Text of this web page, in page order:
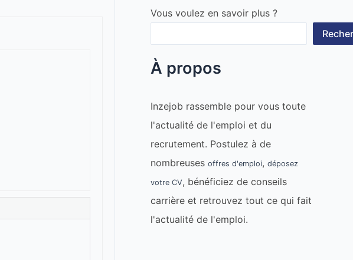
Vous voulez en savoir plus ?
À propos
Inzejob rassemble pour vous toute
l'actualité de l'emploi et du
recrutement. Postulez à de
nombreuses offres d'emploi, déposez
votre CV, bénéficiez de conseils
carrière et retrouvez tout ce qui fait
l'actualité de l'emploi.